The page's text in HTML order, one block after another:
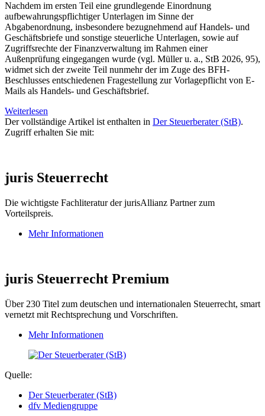
Nachdem im ersten Teil eine grundlegende Einordnung
aufbewahrungspflichtiger Unterlagen im Sinne der
Abgabenordnung, insbesondere bezugnehmend auf Handels- und
Geschäftsbriefe und sonstige steuerliche Unterlagen, sowie auf
Zugriffsrechte der Finanzverwaltung im Rahmen einer
Außenprüfung eingegangen wurde (vgl. Müller u. a., StB 2026, 95),
widmet sich der zweite Teil nunmehr der im Zuge des BFH-
Beschlusses entschiedenen Fragestellung zur Vorlagepflicht von E-
Mails als Handels- und Geschäftsbrief.
Weiterlesen
Der vollständige Artikel ist enthalten in Der Steuerberater (StB).
Zugriff erhalten Sie mit:
juris Steuerrecht
Die wichtigste Fachliteratur der jurisAllianz Partner zum
Vorteilspreis.
Mehr Informationen
juris Steuerrecht Premium
Über 230 Titel zum deutschen und internationalen Steuerrecht, smart
vernetzt mit Rechtsprechung und Vorschriften.
Mehr Informationen
Quelle:
Der Steuerberater (StB)
dfv Mediengruppe